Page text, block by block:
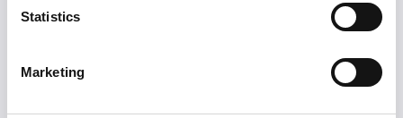
Statistics
Marketing